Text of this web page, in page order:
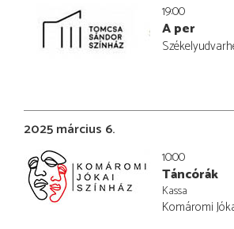
19:00
A per
2025 március 6.
10:00
Táncórák
Kassa
Komáromi